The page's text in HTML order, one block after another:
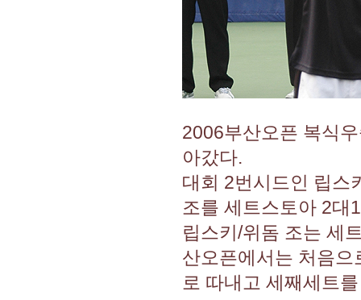
2006부산오픈 복식
아갔다.
대회 2번시드인 립스
조를 세트스토아 2대
립스키/위돔 조는 세
산오픈에서는 처음
로 따내고 세째세트